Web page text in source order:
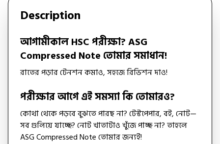
Description
আগামীকাল HSC পরীক্ষা? ASG
Compressed Note তোমার সমাধান!
রাতের পড়ার টেনশন কমাও, সহজে রিভিশন দাও!
পরীক্ষার আগে এই সমস্যা কি তোমারও?
কোথা থেকে পড়বে বুঝতে পারছ না? টেস্টপেপার, বই, নোট—
সব গুলিয়ে যাচ্ছে? নোট খাতাটাও খুঁজে পাচ্ছ না? তাহলে
ASG Compressed Note তোমার জন্যই!